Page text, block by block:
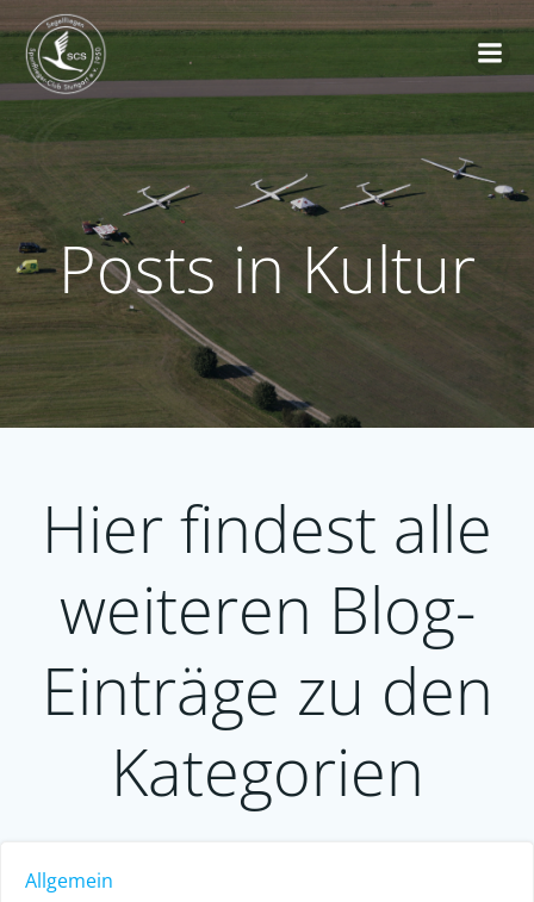
Inhalt
Posts in Kultur
Hier findest alle
weiteren Blog-
Einträge zu den
Kategorien
Allgemein